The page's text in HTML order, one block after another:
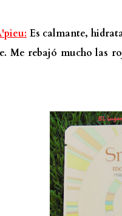
Es calmante,
Me rebajó mucho las